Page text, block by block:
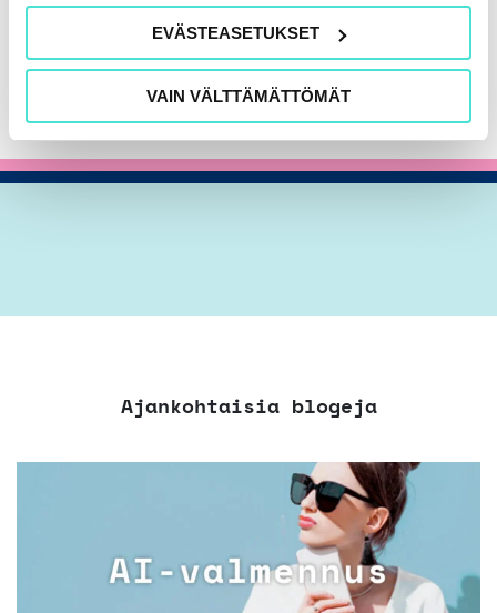
EVÄSTEASETUKSET
VAIN VÄLTTÄMÄTTÖMÄT
Ajankohtaisia blogeja